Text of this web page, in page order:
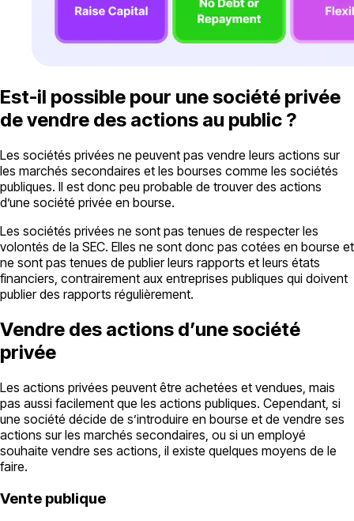
Est-il possible pour une société privée
de vendre des actions au public ?
Les sociétés privées ne peuvent pas vendre leurs actions sur
les marchés secondaires et les bourses comme les sociétés
publiques. Il est donc peu probable de trouver des actions
d’une société privée en bourse.
Les sociétés privées ne sont pas tenues de respecter les
volontés de la SEC. Elles ne sont donc pas cotées en bourse et
ne sont pas tenues de publier leurs rapports et leurs états
financiers, contrairement aux entreprises publiques qui doivent
publier des rapports régulièrement.
Vendre des actions d’une société
privée
Les actions privées peuvent être achetées et vendues, mais
pas aussi facilement que les actions publiques. Cependant, si
une société décide de s’introduire en bourse et de vendre ses
actions sur les marchés secondaires, ou si un employé
souhaite vendre ses actions, il existe quelques moyens de le
faire.
Vente publique